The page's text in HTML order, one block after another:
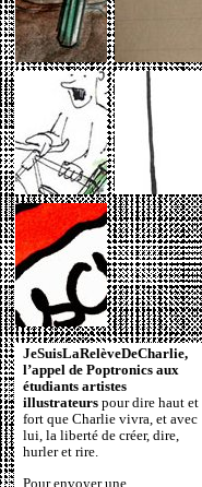
JeSuisLaRelèveDeCharlie,
l’appel de Poptronics aux
étudiants artistes
illustrateurs pour dire haut et
fort que Charlie vivra, et avec
lui, la liberté de créer, dire,
hurler et rire.
Pour envoyer une